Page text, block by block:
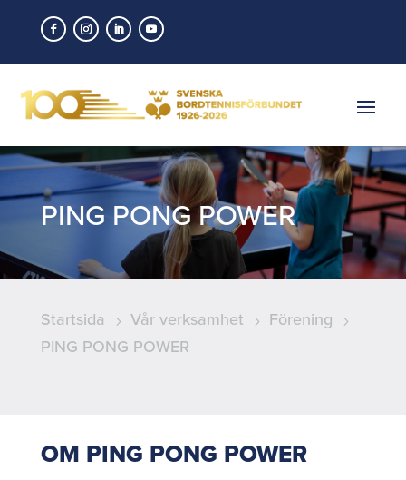
PING PONG POWER
Startsida 5 Vår verksamhet 5 Förening 5
PING PONG POWER
OM PING PONG POWER